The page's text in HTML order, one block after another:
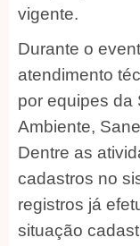
vigente.
Durante o
atendimento
por equipes da
Ambiente,
Dentre as
cadastros no
registros já
situação